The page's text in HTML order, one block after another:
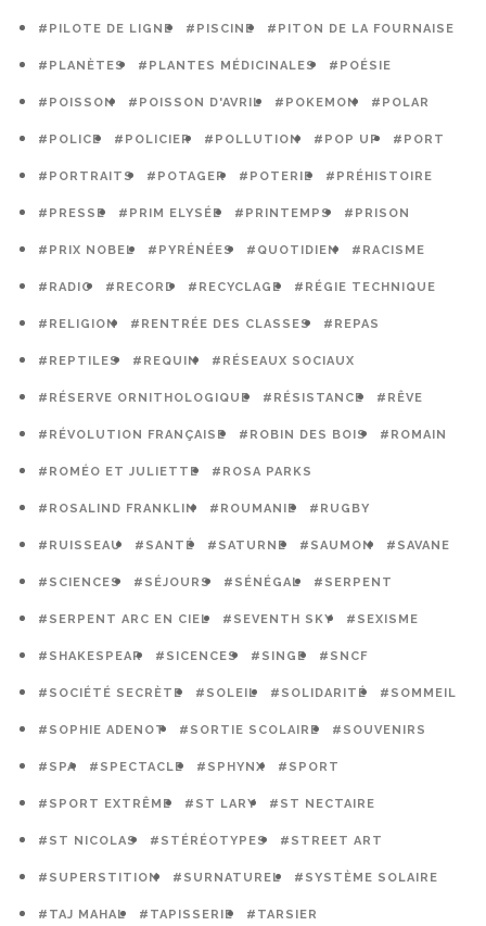
#PILOTE DE LIGNE #PISCINE #PITON DE LA FOURNAISE
#PLANÈTES #PLANTES MÉDICINALES #POÉSIE
#POISSON #POISSON D'AVRIL #POKEMON #POLAR
#POLICE #POLICIER #POLLUTION #POP UP #PORT
#PORTRAITS #POTAGER #POTERIE #PRÉHISTOIRE
#PRESSE #PRIM ELYSÉE #PRINTEMPS #PRISON
#PRIX NOBEL #PYRÉNÉES #QUOTIDIEN #RACISME
#RADIO #RECORD #RECYCLAGE #RÉGIE TECHNIQUE
#RELIGION #RENTRÉE DES CLASSES #REPAS
#REPTILES #REQUIN #RÉSEAUX SOCIAUX
#RÉSERVE ORNITHOLOGIQUE #RÉSISTANCE #RÊVE
#RÉVOLUTION FRANÇAISE #ROBIN DES BOIS #ROMAIN
#ROMÉO ET JULIETTE #ROSA PARKS
#ROSALIND FRANKLIN #ROUMANIE #RUGBY
#RUISSEAU #SANTÉ #SATURNE #SAUMON #SAVANE
#SCIENCES #SÉJOURS #SÉNÉGAL #SERPENT
#SERPENT ARC EN CIEL #SEVENTH SKY #SEXISME
#SHAKESPEAR #SICENCES #SINGE #SNCF
#SOCIÉTÉ SECRÈTE #SOLEIL #SOLIDARITÉ #SOMMEIL
#SOPHIE ADENOT #SORTIE SCOLAIRE #SOUVENIRS
#SPA #SPECTACLE #SPHYNX #SPORT
#SPORT EXTRÊME #ST LARY #ST NECTAIRE
#ST NICOLAS #STÉRÉOTYPES #STREET ART
#SUPERSTITION #SURNATUREL #SYSTÈME SOLAIRE
#TAJ MAHAL #TAPISSERIE #TARSIER